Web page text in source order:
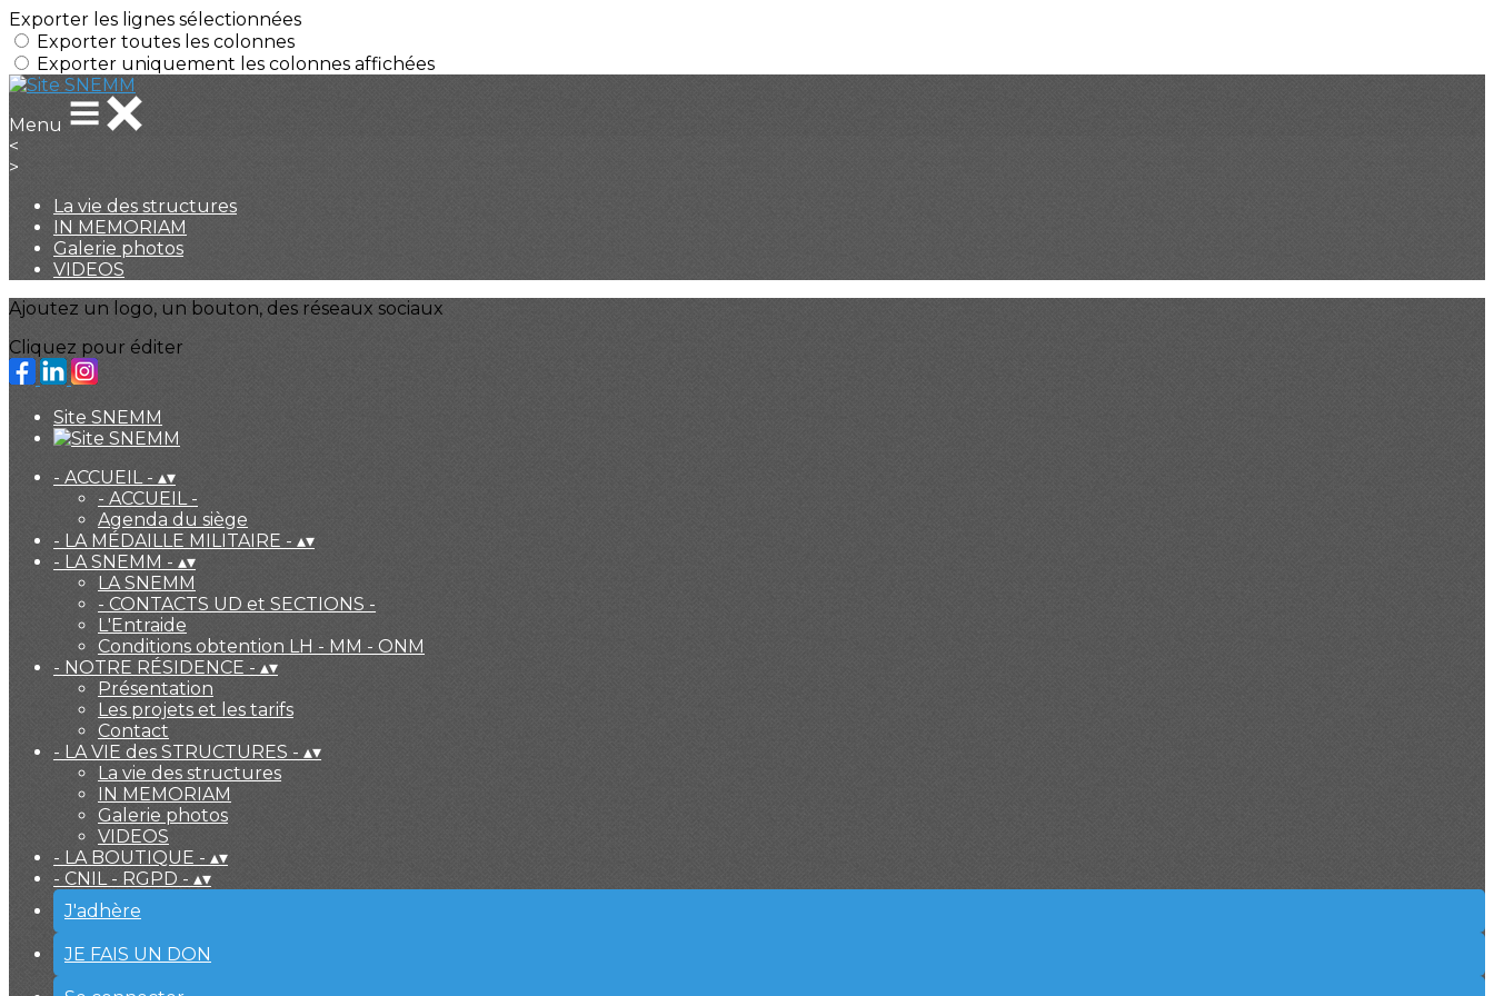
Exporter les lignes sélectionnées
Exporter toutes les colonnes
Exporter uniquement les colonnes affichées
Menu
<
>
La vie des structures
IN MEMORIAM
Galerie photos
VIDEOS
Ajoutez un logo, un bouton, des réseaux sociaux
Cliquez pour éditer
Site SNEMM
- ACCUEIL - ▴▾
- ACCUEIL -
Agenda du siège
- LA MÉDAILLE MILITAIRE - ▴▾
- LA SNEMM - ▴▾
LA SNEMM
- CONTACTS UD et SECTIONS -
L'Entraide
Conditions obtention LH - MM - ONM
- NOTRE RÉSIDENCE - ▴▾
Présentation
Les projets et les tarifs
Contact
- LA VIE des STRUCTURES - ▴▾
La vie des structures
IN MEMORIAM
Galerie photos
VIDEOS
- LA BOUTIQUE - ▴▾
- CNIL - RGPD - ▴▾
J'adhère
JE FAIS UN DON